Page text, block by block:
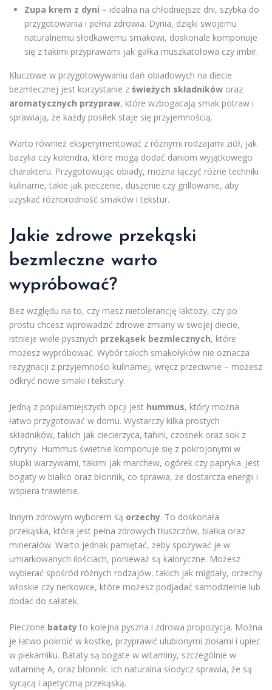
Zupa krem z dyni – idealna na chłodniejsze dni, szybka do
przygotowania i pełna zdrowia. Dynia, dzięki swojemu
naturalnemu słodkawemu smakowi, doskonale komponuje
się z takimi przyprawami jak gałka muszkatołowa czy imbir.
Kluczowe w przygotowywaniu dań obiadowych na diecie
bezmlecznej jest korzystanie z świeżych składników oraz
aromatycznych przypraw, które wzbogacają smak potraw i
sprawiają, że każdy posiłek staje się przyjemnością.
Warto również eksperymentować z różnymi rodzajami ziół, jak
bazylia czy kolendra, które mogą dodać daniom wyjątkowego
charakteru. Przygotowując obiady, można łączyć różne techniki
kulinarne, takie jak pieczenie, duszenie czy grillowanie, aby
uzyskać różnorodność smaków i tekstur.
Jakie zdrowe przekąski
bezmleczne warto
wypróbować?
Bez względu na to, czy masz nietolerancję laktozy, czy po
prostu chcesz wprowadzić zdrowe zmiany w swojej diecie,
istnieje wiele pysznych przekąsek bezmlecznych, które
możesz wypróbować. Wybór takich smakołyków nie oznacza
rezygnacji z przyjemności kulinarnej, wręcz przeciwnie – możesz
odkryć nowe smaki i tekstury.
Jedną z popularniejszych opcji jest hummus, który można
łatwo przygotować w domu. Wystarczy kilka prostych
składników, takich jak ciecierzyca, tahini, czosnek oraz sok z
cytryny. Hummus świetnie komponuje się z pokrojonymi w
słupki warzywami, takimi jak marchew, ogórek czy papryka. Jest
bogaty w białko oraz błonnik, co sprawia, że dostarcza energii i
wspiera trawienie.
Innym zdrowym wyborem są orzechy. To doskonała
przekąska, która jest pełna zdrowych tłuszczów, białka oraz
minerałów. Warto jednak pamiętać, żeby spożywać je w
umiarkowanych ilościach, ponieważ są kaloryczne. Możesz
wybierać spośród różnych rodzajów, takich jak migdały, orzechy
włoskie czy nerkowce, które możesz podjadać samodzielnie lub
dodać do sałatek.
Pieczone bataty to kolejna pyszna i zdrowa propozycja. Można
je łatwo pokroić w kostkę, przyprawić ulubionymi ziołami i upiec
w piekarniku. Bataty są bogate w witaminy, szczególnie w
witaminę A, oraz błonnik. Ich naturalna słodycz sprawia, że są
sycącą i apetyczną przekąską.